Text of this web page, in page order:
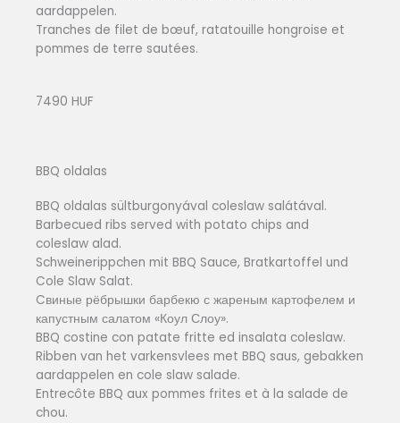
aardappelen.
Tranches de filet de bœuf, ratatouille hongroise et
pommes de terre sautées.
7490 HUF
BBQ oldalas
BBQ oldalas sültburgonyával coleslaw salátával.
Barbecued ribs served with potato chips and
coleslaw alad.
Schweinerippchen mit BBQ Sauce, Bratkartoffel und
Cole Slaw Salat.
Cвиные рёбрышки барбекю с жареным картофелем и
капустным салатом «Коул Слоу».
BBQ costine con patate fritte ed insalata coleslaw.
Ribben van het varkensvlees met BBQ saus, gebakken
aardappelen en cole slaw salade.
Entrecôte BBQ aux pommes frites et à la salade de
chou.